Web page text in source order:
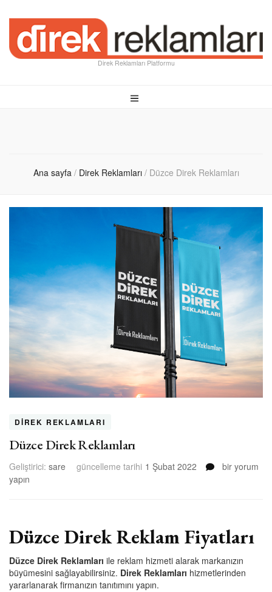
Direk Reklamları Platformu
Ana sayfa / Direk Reklamları / Düzce Direk Reklamları
DIREK REKLAMLARI
Düzce Direk Reklamları
Geliştirici: sare güncelleme tarihi 1 Şubat 2022
Düzce
bir yorum
yapın
Düzce Direk Reklam Fiyatları
Düzce Direk Reklamları ile reklam hizmeti alarak markanızın
büyümesini sağlayabilirsiniz. Direk Reklamları hizmetlerinden
yararlanarak firmanızın tanıtımını yapın.